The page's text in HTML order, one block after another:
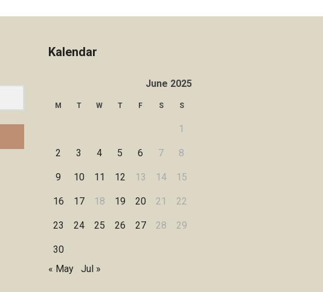
Kalendar
June 2025
M T W T F S S
1
2 3 4 5 6 7 8
9 10 11 12 13 14 15
16 17 18 19 20 21 22
23 24 25 26 27 28 29
30
« May
Jul »